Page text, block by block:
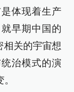
体现着生产
早期中国的
相关的宇宙想
治模式的演